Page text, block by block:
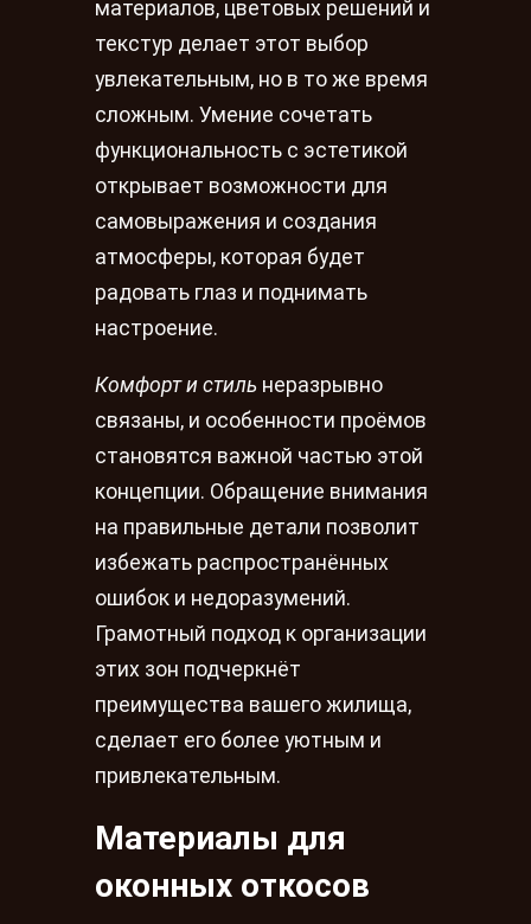
материалов, цветовых решений и
текстур делает этот выбор
увлекательным, но в то же время
сложным. Умение сочетать
функциональность с эстетикой
открывает возможности для
самовыражения и создания
атмосферы, которая будет
радовать глаз и поднимать
настроение.
Комфорт и стиль неразрывно
связаны, и особенности проёмов
становятся важной частью этой
концепции. Обращение внимания
на правильные детали позволит
избежать распространённых
ошибок и недоразумений.
Грамотный подход к организации
этих зон подчеркнёт
преимущества вашего жилища,
сделает его более уютным и
привлекательным.
Материалы для
оконных откосов